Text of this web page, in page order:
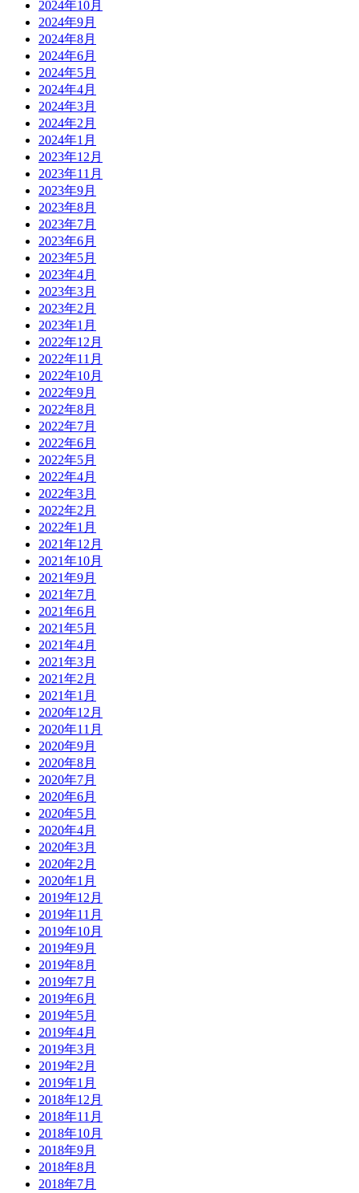
2024年10月
2024年9月
2024年8月
2024年6月
2024年5月
2024年4月
2024年3月
2024年2月
2024年1月
2023年12月
2023年11月
2023年9月
2023年8月
2023年7月
2023年6月
2023年5月
2023年4月
2023年3月
2023年2月
2023年1月
2022年12月
2022年11月
2022年10月
2022年9月
2022年8月
2022年7月
2022年6月
2022年5月
2022年4月
2022年3月
2022年2月
2022年1月
2021年12月
2021年10月
2021年9月
2021年7月
2021年6月
2021年5月
2021年4月
2021年3月
2021年2月
2021年1月
2020年12月
2020年11月
2020年9月
2020年8月
2020年7月
2020年6月
2020年5月
2020年4月
2020年3月
2020年2月
2020年1月
2019年12月
2019年11月
2019年10月
2019年9月
2019年8月
2019年7月
2019年6月
2019年5月
2019年4月
2019年3月
2019年2月
2019年1月
2018年12月
2018年11月
2018年10月
2018年9月
2018年8月
2018年7月